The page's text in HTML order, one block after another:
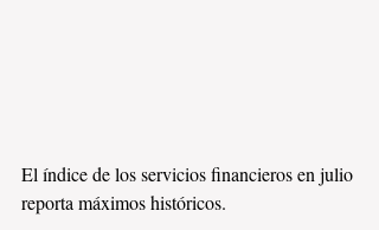
El índice de los servicios financieros en julio
reporta máximos históricos.